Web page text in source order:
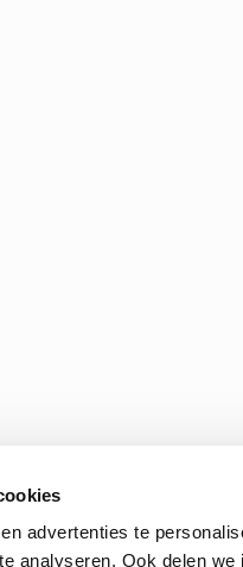
advertenties te
analyseren. Ook delen